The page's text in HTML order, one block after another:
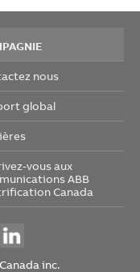
nous
global
vous aux
ABB
Canada
inc.